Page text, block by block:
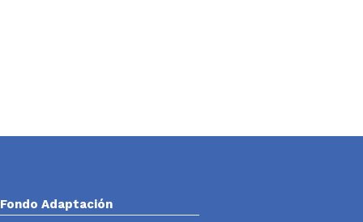
Fondo Adaptación